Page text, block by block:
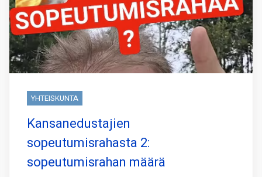
YHTEISKUNTA
Kansanedustajien
sopeutumisrahasta 2:
sopeutumisrahan määrä